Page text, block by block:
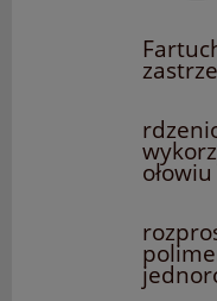
ołowiu